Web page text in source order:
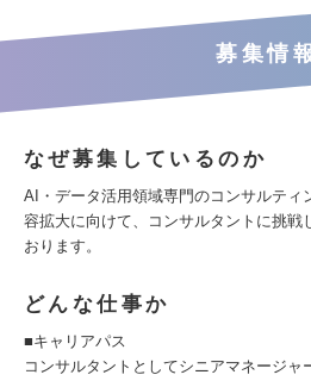
募集情
なぜ募集しているのか
AI・データ活用領域専門のコンサルティ
容拡大に向けて、コンサルタントに挑戦
おります。
どんな仕事か
■キャリアパス
コンサルタントとしてシニアマネージャ